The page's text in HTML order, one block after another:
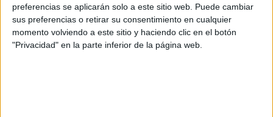
preferencias se aplicarán solo a este sitio web. Puede cambiar
sus preferencias o retirar su consentimiento en cualquier
momento volviendo a este sitio y haciendo clic en el botón
"Privacidad" en la parte inferior de la página web.
TEMAS: SIGNOS ZODIACO
HOROSCOPO
PREDICCIONES